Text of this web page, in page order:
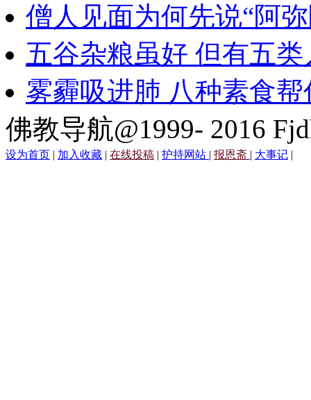
僧人见面为何先说“阿
五谷杂粮虽好 但有五
雾霾吸进肺 八种素食帮
佛教导航@1999- 2016
设为首页 | 加入收藏 | 在线投稿 | 护持网站 | 报恩斋 | 大事记 |